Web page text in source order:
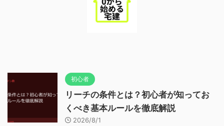
初心者
リーチの条件とは？初心者が知ってお
くべき基本ルールを徹底解説
2026/8/1